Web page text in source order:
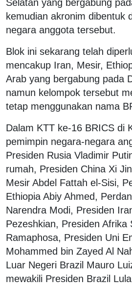
Selatan yang bergabung
kemudian akronim dibentuk
negara anggota tersebut.
Blok ini sekarang telah
mencakup Iran, Mesir,
Arab yang bergabung pada
namun kelompok tersebut
tetap menggunakan nama
Dalam KTT ke-16 BRICS di
pemimpin negara-negara
Presiden Rusia Vladimir
rumah, Presiden China Xi
Mesir Abdel Fattah el-Sisi,
Ethiopia Abiy Ahmed,
Narendra Modi, Presiden
Pezeshkian, Presiden Afrika
Ramaphosa, Presiden Uni
Mohammed bin Zayed Al
Luar Negeri Brazil Mauro
mewakili Presiden Brazil